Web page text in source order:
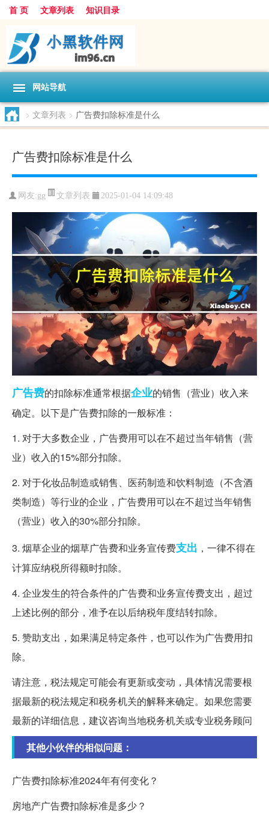
首 页 文章列表 知识目录
网站导航
> 文章列表 > 广告费扣除标准是什么
广告费扣除标准是什么
网友:gg 文章列表 2025-01-04 14:09:48
广告费的扣除标准通常根据企业的销售（营业）收入来
确定。以下是广告费扣除的一般标准：
1. 对于大多数企业，广告费用可以在不超过当年销售（营
业）收入的15%部分扣除。
2. 对于化妆品制造或销售、医药制造和饮料制造（不含酒
类制造）等行业的企业，广告费用可以在不超过当年销售
（营业）收入的30%部分扣除。
3. 烟草企业的烟草广告费和业务宣传费支出 ，一律不得在
计算应纳税所得额时扣除。
4. 企业发生的符合条件的广告费和业务宣传费支出，超过
上述比例的部分，准予在以后纳税年度结转扣除。
5. 赞助支出，如果满足特定条件，也可以作为广告费用扣
除。
请注意，税法规定可能会有更新或变动，具体情况需要根
据最新的税法规定和税务机关的解释来确定。如果您需要
最新的详细信息，建议咨询当地税务机关或专业税务顾问
其他小伙伴的相似问题：
广告费扣除标准2024年有何变化？
房地产广告费扣除标准是多少？